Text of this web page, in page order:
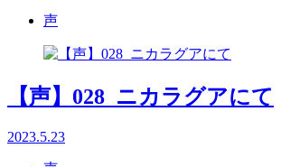
声
【声】028_ニカラグアにて
2023.5.23